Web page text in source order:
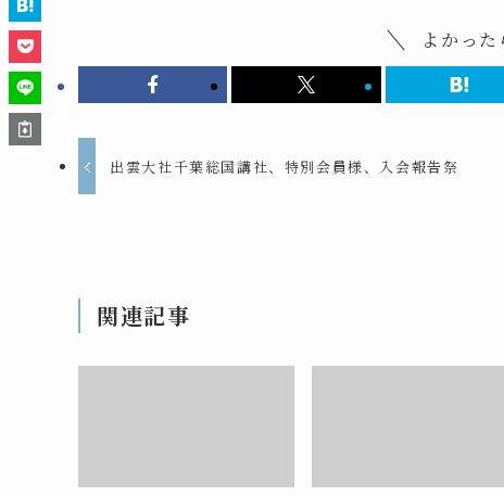
よかった
出雲大社千葉総国講社、特別会員様、入会報告祭
関連記事